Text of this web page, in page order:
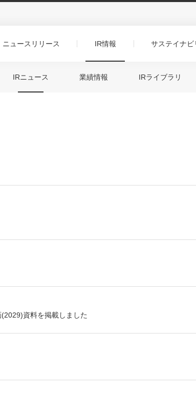
ニュースリリース IR情報 サステイナビ
IRニュース 業績情報 IRライブラリ
資料を掲載しました